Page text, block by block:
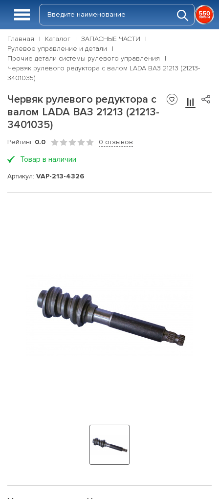
Главная Каталог
ЗАПАСНЫЕ ЧАСТИ
Рулевое управление и детали
Прочие детали системы рулевого управления
Червяк рулевого редуктора с валом LADA ВАЗ 21213 (21213-
3401035)
Червяк рулевого редуктора с
валом LADA ВАЗ 21213 (21213-
3401035)
Рейтинг 0.0 0 отзывов
Товар в наличии
Артикул: VAP-213-4326